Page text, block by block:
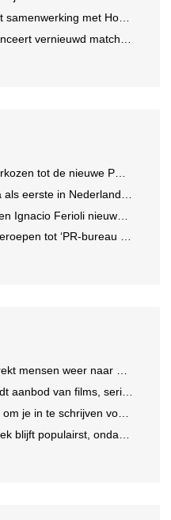
met House of Cars
voor nieuwkomers en werkgevers
de nieuwe PR-partner van KoRo
actief met advertenties in ChatGPT
CCO’s GUT, Renata Neumann Global Head of Production
‘PR-bureau van het jaar 2026’
weer naar de bioscoop
films, series en sport vaak versnipperd
schrijven voor de Mercurs 2026
ondanks digitale alternatieven